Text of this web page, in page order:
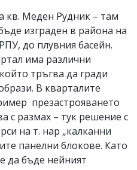
кв. Меден Рудник – там
изграден в района на
до плувния басейн.
има различни
тръгва да гради
В кварталите
презастрояването
с размах – тук решение с
на т. нар „калканни
панелни блокове. Като
да бъде нейният